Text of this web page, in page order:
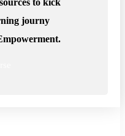
to kick
journy